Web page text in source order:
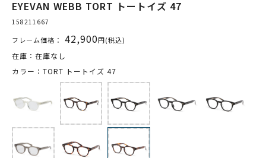
EYEVAN WEBB TORT トートイズ 47
158211667
フレーム価格： 42,900円(税込)
在庫：在庫なし
カラー：TORT トートイズ 47